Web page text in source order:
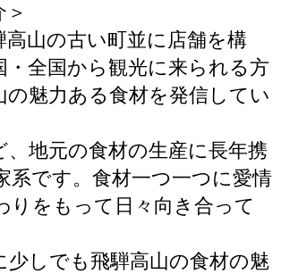
高山の古い町並に店舗を構
・全国から観光に来られる方
の魅力ある食材を発信してい
、地元の食材の生産に長年携
系です。食材一つ一つに愛情
りをもって日々向き合って
少しでも飛騨高山の食材の魅